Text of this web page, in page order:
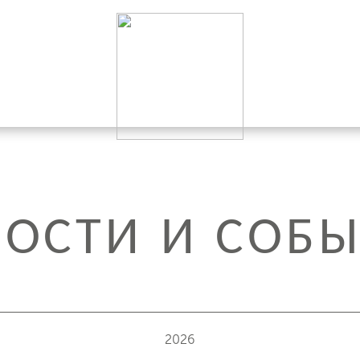
И
2026